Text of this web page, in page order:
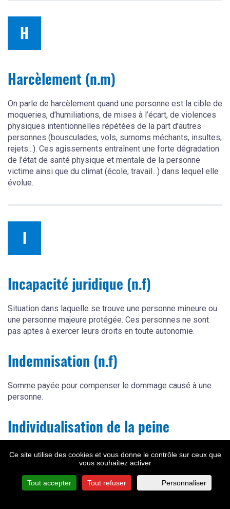
Ce site utilise des cookies et vous donne le contrôle sur ceux que
vous souhaitez activer
Tout accepter Tout refuser Personnaliser
H
Harcèlement (n.m)
On parle de harcèlement quand une personne est la cible de
moqueries, d’humiliations, de mises à l’écart, de violences
physiques intentionnelles répétées de la part d’autres
personnes (bousculades, vols, surnoms méchants, insultes,
rejets...). Ces agissements entraînent une forte dégradation
de l’état de santé physique et mentale de la personne
victime ainsi que du climat (école, travail...) dans lequel elle
évolue.
Incapacité juridique (n.f)
Situation dans laquelle se trouve une personne mineure ou
une personne majeure protégée. Ces personnes ne sont
pas aptes à exercer leurs droits en toute autonomie.
Indemnisation (n.f)
Somme payée pour compenser le dommage causé à une
personne.
Individualisation de la peine
Principe qui permet aux juges d’adapter la sanction d’une
personne condamnée ainsi que les modalités de son
exécution, afin de tenir compte et des circonstances de
l’infraction et de la personnalité et du parcours de son